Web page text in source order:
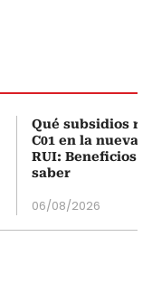
Qué subsidios
C01 en la nueva
RUI: Beneficios
saber
06/08/2026